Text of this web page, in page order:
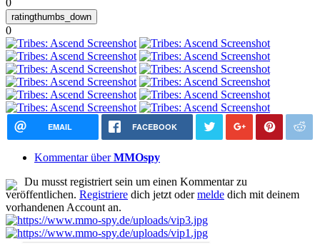
0
EMAIL FACEBOOK
Kommentar überMMOspy
Du musst registriert sein um einen Kommentar zu
veröffentlichen. Registriere dich jetzt odermelde dich mit deinem
vorhandenen Account an.